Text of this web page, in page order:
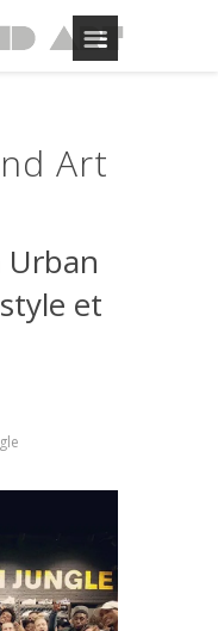
Art
Urban
et